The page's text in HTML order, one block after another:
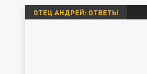
ОТЕЦ АНДРЕЙ: ОТВЕТЫ